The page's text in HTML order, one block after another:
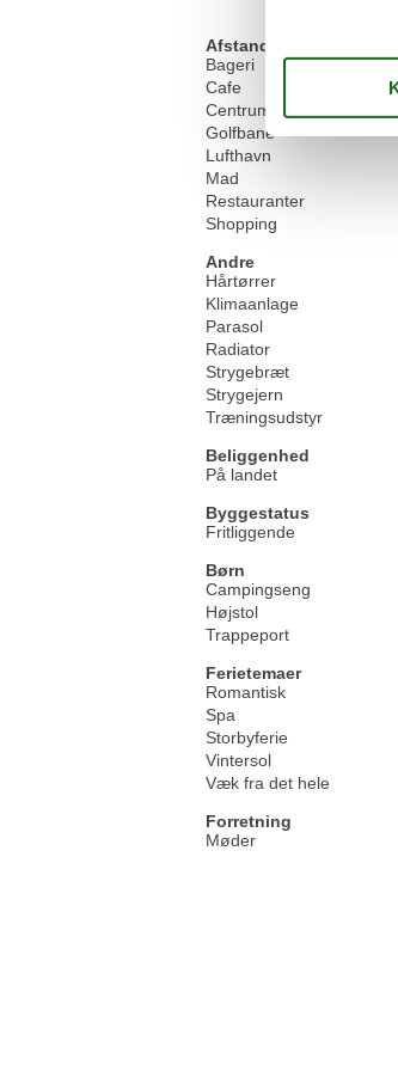
Afstand
Bageri
Cafe
Centrum
Golfbane
Lufthavn
Mad
Restauranter
Shopping
Andre
Hårtørrer
Klimaanlage
Parasol
Radiator
Strygebræt
Strygejern
Træningsudstyr
Beliggenhed
På landet
Byggestatus
Fritliggende
Børn
Campingseng
Højstol
Trappeport
Ferietemaer
Romantisk
Spa
Storbyferie
Vintersol
Væk fra det hele
Forretning
Møder